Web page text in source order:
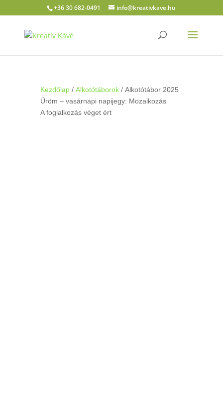
+36 30 682-0491 info@kreativkave.hu
Kezdőlap/ Alkotótáborok/ Alkotótábor 2025
Üröm – vasárnapi napijegy: Mozaikozás
A foglalkozás véget ért